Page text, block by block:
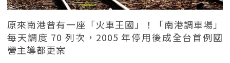
原來南港曾有一座「火車王國」！「南港調車場」
每天調度 70 列次，2005 年停用後成全台首例國
營主導都更案